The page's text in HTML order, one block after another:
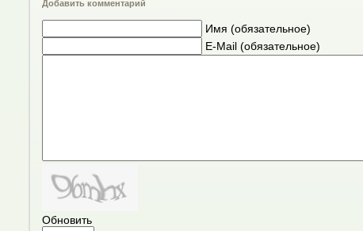
Добавить комментарий
Имя (обязательное)
E-Mail (обязательное)
Обновить